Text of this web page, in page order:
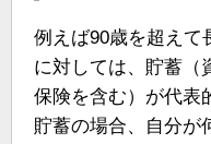
例えば90歳を超えて
に対しては、貯蓄（
保険を含む）が代表
貯蓄の場合、自分が